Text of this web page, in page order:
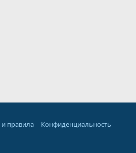
правила
Конфиденциальность